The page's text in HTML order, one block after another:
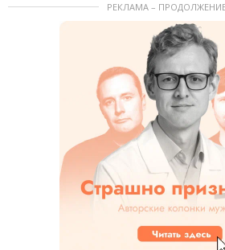
РЕКЛАМА –